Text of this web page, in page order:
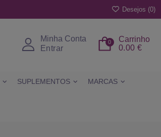
Desejos (0)
Minha Conta
Entrar
Carrinho
0
0.00 €
SUPLEMENTOS MARCAS